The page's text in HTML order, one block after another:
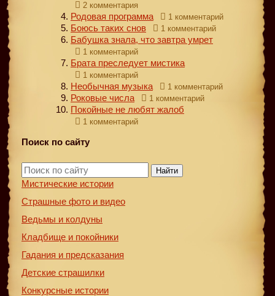
2 комментария
Родовая программа 1 комментарий
Боюсь таких снов 1 комментарий
Бабушка знала, что завтра умрет
1 комментарий
Брата преследует мистика
1 комментарий
Необычная музыка 1 комментарий
Роковые числа 1 комментарий
Покойные не любят жалоб
1 комментарий
Поиск по сайту
Найти
Мистические истории
Страшные фото и видео
Ведьмы и колдуны
Кладбище и покойники
Гадания и предсказания
Детские страшилки
Конкурсные истории